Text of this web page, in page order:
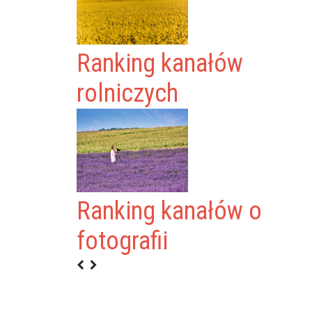
Ranking kanałów
rolniczych
Ranking kanałów o
fotografii